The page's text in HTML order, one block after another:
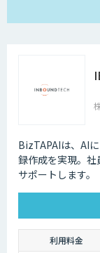
BizTAPAIは、AI
録作成を実現。
サポートします。
利用料金